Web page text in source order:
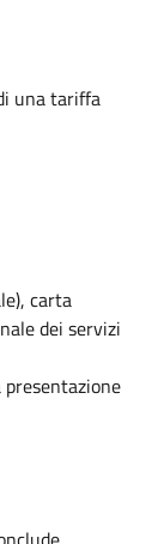
una tariffa
carta
dei servizi